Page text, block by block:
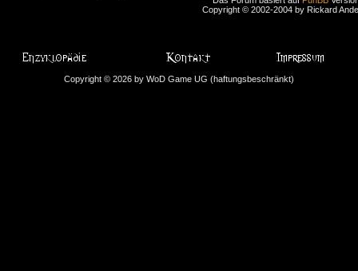
Copyright © 2002-2004 by Rickard
Copyright © 2026 by WoD Game UG (haftungsbeschränkt)